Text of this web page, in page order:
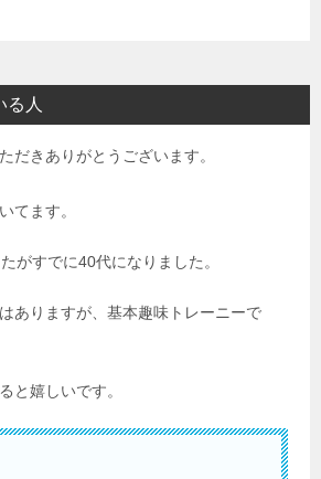
る人
だきありがとうございます。
てます。
がすでに40代になりました。
ありますが、基本趣味トレーニーで
と嬉しいです。